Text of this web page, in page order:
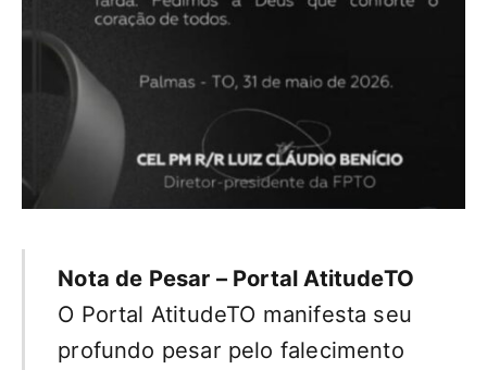
Nota de Pesar – Portal AtitudeTO
O Portal AtitudeTO manifesta seu
profundo pesar pelo falecimento